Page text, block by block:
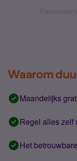
Waarom
Maandelijks
Regel alles zelf
Het